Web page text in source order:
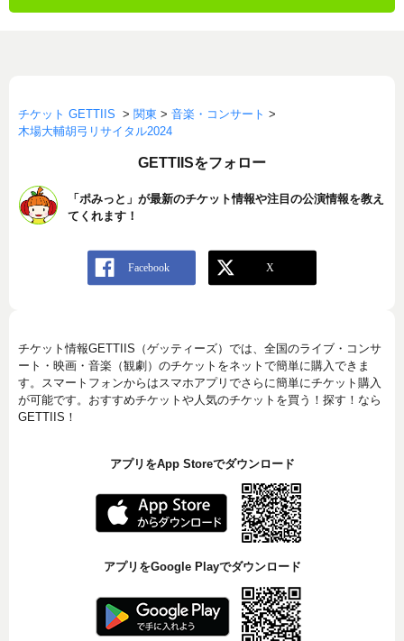
チケット GETTIIS > 関東 > 音楽・コンサート >
木場大輔胡弓リサイタル2024
GETTIISをフォロー
「ポみっと」が最新のチケット情報や注目の公演情報を教え
てくれます！
チケット情報GETTIIS（ゲッティーズ）では、全国のライブ・コンサ
ート・映画・音楽（観劇）のチケットをネットで簡単に購入できま
す。スマートフォンからはスマホアプリでさらに簡単にチケット購入
が可能です。おすすめチケットや人気のチケットを買う！探す！なら
GETTIIS！
アプリをApp Storeでダウンロード
アプリをGoogle Playでダウンロード